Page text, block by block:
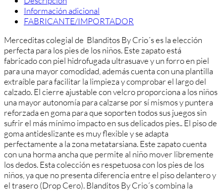
Información adicional
FABRICANTE/IMPORTADOR
Merceditascolegial de BlanditosByCrio´seslaelección
perfectaparalospiesde losniños.Este zapatoestá
fabricadocon piel hidrofugadaultrasuaveyunforroen piel
paraunamayorcomodidad,ademáscuentacon unaplantilla
extraíble parafacilitarlalimpiezaycomprobarel largodel
calzado.Elcierre ajustableconvelcroproporcionaalosniños
unamayorautonomíaparacalzarse porsímismos y puntera
reforzada en goma para que soporten todos sus juegos sin
sufrir el más mínimo impacto en sus delicados pies..El pisode
gomaantideslizanteesmuyflexibleyse adapta
perfectamente alazonametatarsiana.Estezapatocuenta
con unahormaanchaque permite al niñomoverlibremente
losdedos.Estacolecciónesrespetuosacon lospiesde los
niños,yaque nopresentadiferenciaentreel pisodelanteroy
eltrasero(DropCero).BlanditosByCrio´scombinala